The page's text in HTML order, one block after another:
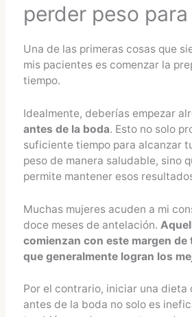
perder peso
Una de las primeras cosas que
mis pacientes es comenzar la
tiempo.
Idealmente, deberías empezar
antes de la boda. Esto no solo
suficiente tiempo para alcanzar
peso de manera saludable, sino
permite mantener esos
Muchas mujeres acuden a mi
doce meses de antelación.
comienzan con este margen de
que generalmente logran los
Por el contrario, iniciar una dieta
antes de la boda no solo es